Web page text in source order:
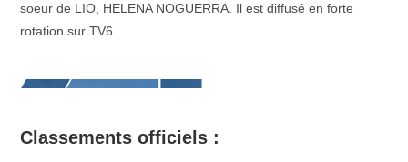
soeur de LIO, HELENA NOGUERRA. Il est diffusé en forte
rotation sur TV6.
Classements officiels :